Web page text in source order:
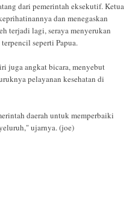
dari pemerintah eksekutif. Ketua
dan menegaskan
terjadi lagi, seraya menyerukan
seperti Papua.
juga angkat bicara, menyebut
pelayanan kesehatan di
daerah untuk memperbaiki
ujarnya. (joe)